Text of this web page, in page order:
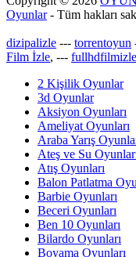
Oyunlar- Tüm hakları
dizipalizle --- torrentoyun
Film İzle, ---
2 Kişilik Oyunlar
3d Oyunlar
Aksiyon Oyunları
Ameliyat Oyunları
Araba Yarış
Ateş ve Su
Atış Oyunları
Balon Patlatma
Barbie Oyunları
Beceri Oyunları
Ben 10 Oyunları
Bilardo Oyunları
Boyama Oyunları